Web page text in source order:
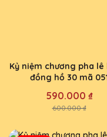
Kỷ niệm chương pha lê
đồng hồ 30 mã
590.000 ₫
600.000 ₫